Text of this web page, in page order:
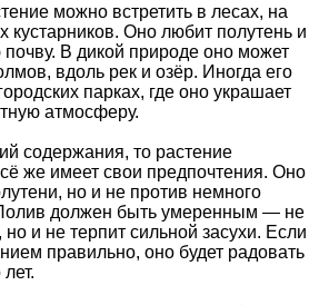
можно встретить в лесах, на
кустарников. Оно любит полутень и
В дикой природе оно может
вдоль рек и озёр. Иногда его
парках, где оно украшает
атмосферу.
содержания, то растение
же имеет свои предпочтения. Оно
но и не против немного
должен быть умеренным — не
и не терпит сильной засухи. Если
правильно, оно будет радовать